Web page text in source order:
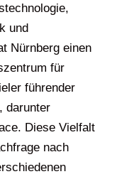
und
Nürnberg einen
für
führender
darunter
Diese Vielfalt
nach